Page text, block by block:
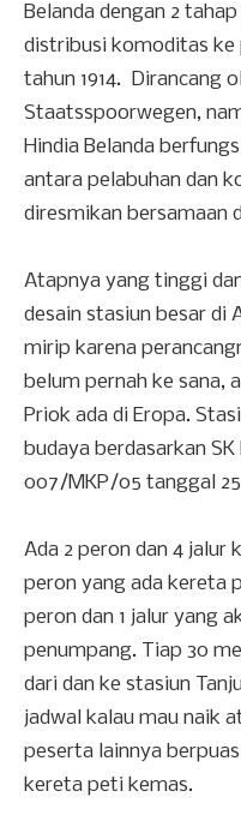
Belanda dengan 2
distribusi komoditas ke
tahun 1914. Dirancang
Staatsspoorwegen,
Hindia Belanda
antara pelabuhan dan
diresmikan bersamaan
Atapnya yang tinggi
desain stasiun besar di
mirip karena
belum pernah ke sana,
Priok ada di Eropa.
budaya berdasarkan
007/MKP/05 tanggal
Ada 2 peron dan 4 jalur
peron yang ada kereta
peron dan 1 jalur yang
penumpang. Tiap 30
dari dan ke stasiun
jadwal kalau mau naik
peserta lainnya
kereta peti kemas.